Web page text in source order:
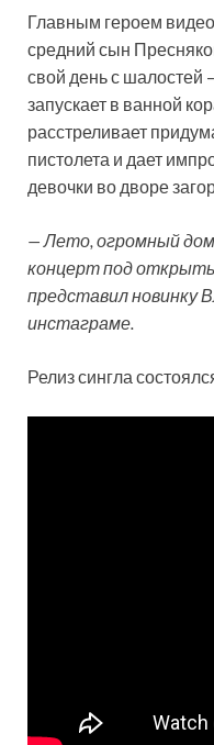
Главным героем
средний сын
свой день с шалостей
запускает в ванной
расстреливает
пистолета и дает
девочки во дворе
— Лето, огромный дом
концерт под
представил новинку
инстаграме.
Релиз сингла